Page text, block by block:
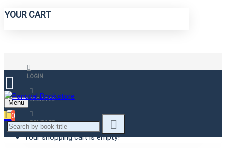
YOUR CART
LOGIN
REGISTER
CONTACT
Menu
0
Your shopping cart is empty!